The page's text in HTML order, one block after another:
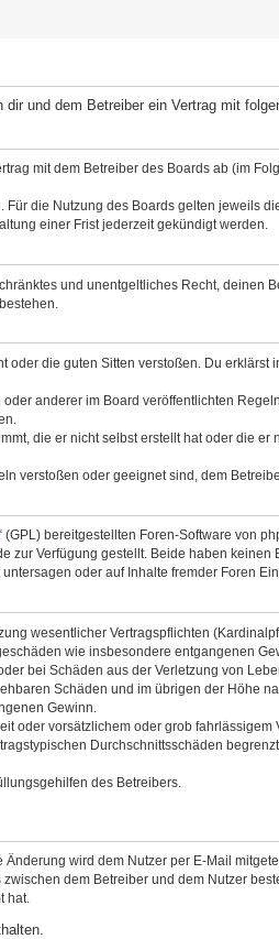
und dem Betreiber ein Vertrag mit
mit dem Betreiber des Boards ab (im
die Nutzung des Boards gelten jeweils
einer Frist jederzeit gekündigt werden.
und unentgeltliches Recht, deinen
die guten Sitten verstoßen. Du erklärst
anderer im Board veröffentlichten
die er nicht selbst erstellt hat oder die
verstoßen oder geeignet sind, dem
(GPL) bereitgestellten Foren-Software von
Verfügung gestellt. Beide haben keinen
oder auf Inhalte fremder Foren
wesentlicher Vertragspflichten
wie insbesondere entgangenen
bei Schäden aus der Verletzung von
Schäden und im übrigen der Höhe
Gewinn.
oder vorsätzlichem oder grob fahrlässigem
Durchschnittsschäden
des Betreibers.
wird dem Nutzer per E-Mail
dem Betreiber und dem Nutzer
hat.